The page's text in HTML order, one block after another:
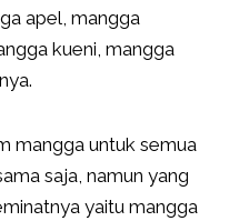
apel, mangga
kueni, mangga
mangga untuk semua
saja, namun yang
yaitu mangga